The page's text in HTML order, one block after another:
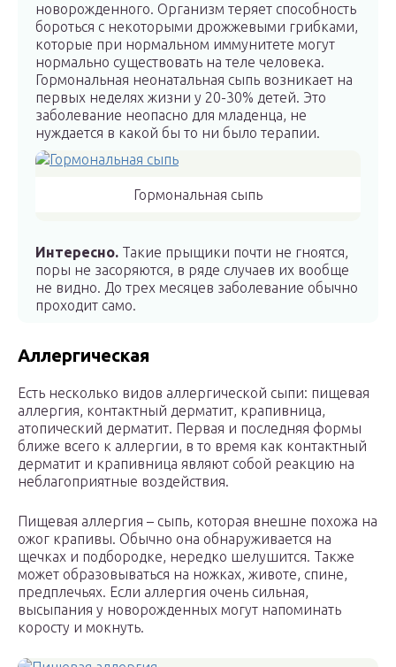
новорожденного. Организм теряет способность
бороться с некоторыми дрожжевыми грибками,
которые при нормальном иммунитете могут
нормально существовать на теле человека.
Гормональная неонатальная сыпь возникает на
первых неделях жизни у 20-30% детей. Это
заболевание неопасно для младенца, не
нуждается в какой бы то ни было терапии.
Гормональная сыпь
Интересно. Такие прыщики почти не гноятся,
поры не засоряются, в ряде случаев их вообще
не видно. До трех месяцев заболевание обычно
проходит само.
Аллергическая
Есть несколько видов аллергической сыпи: пищевая
аллергия, контактный дерматит, крапивница,
атопический дерматит. Первая и последняя формы
ближе всего к аллергии, в то время как контактный
дерматит и крапивница являют собой реакцию на
неблагоприятные воздействия.
Пищевая аллергия – сыпь, которая внешне похожа на
ожог крапивы. Обычно она обнаруживается на
щечках и подбородке, нередко шелушится. Также
может образовываться на ножках, животе, спине,
предплечьях. Если аллергия очень сильная,
высыпания у новорожденных могут напоминать
коросту и мокнуть.